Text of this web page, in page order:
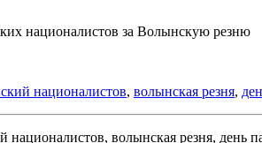
националистов за Волынскую резню
националистов, волынская резня,